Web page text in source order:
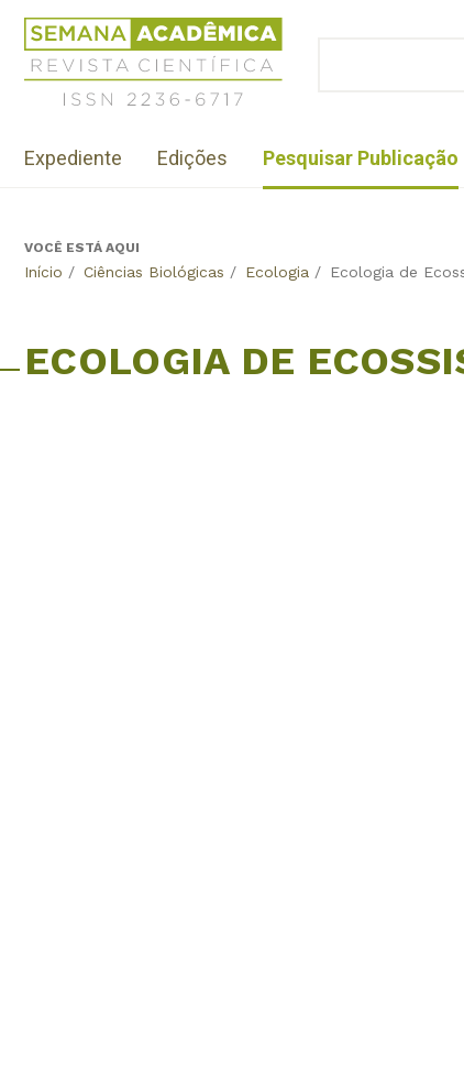
Jump
navigation
Revista
Científica
Semana
Acadêmica
2236-
Menu
institutional
Expediente Edições Pesquisar Publicação
BackVOCÊ ESTÁ AQUI
Início / Ciências Biológicas / Ecologia / Ecologia de
ECOLOGIA DE